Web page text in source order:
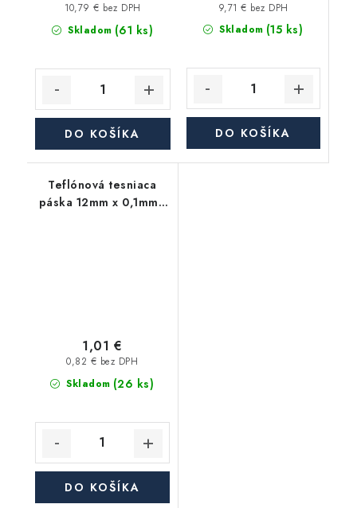
Skladom (61 ks)
10,79 € bez DPH
DO KOŠÍKA
Skladom (15 ks)
9,71 € bez DPH
DO KOŠÍKA
Teflónová tesniaca
páska 12mm x 0,1mm -
Skladom (26 ks)
0,82 € bez DPH
1,01 €
DO KOŠÍKA